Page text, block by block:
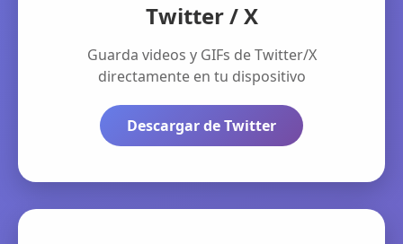
Twitter / X
Guarda videos y GIFs de Twitter/X
directamente en tu dispositivo
Descargar de Twitter